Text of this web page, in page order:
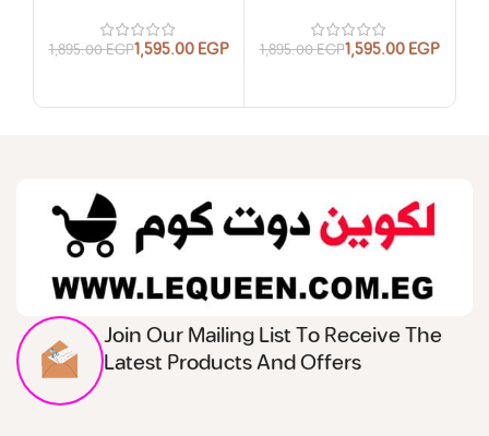
1,895.00EGP1,595.00EGP 1,895.00EGP1,595.00EGP
Join Our Mailing List To Receive The
Latest Products And Offers